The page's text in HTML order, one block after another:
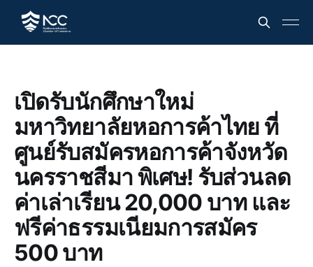
เปิดรับนักศึกษาใหม่
มหาวิทยาลัยหอการค้าไทย ที่
ศูนย์รับสมัครหอการค้าจังหวัด
นครราชสีมา พิเศษ! รับส่วนลด
ค่าเล่าเรียน 20,000 บาท และ
ฟรีค่าธรรมเนียมการสมัคร
500 บาท